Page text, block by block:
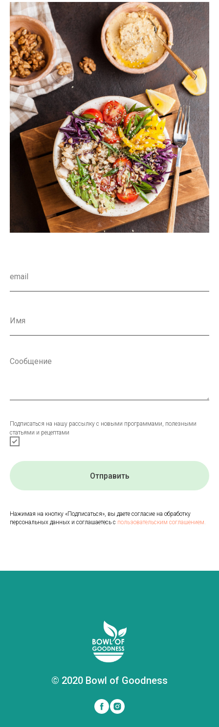
Подписаться на нашу рассылку с новыми программами, полезными
статьями и рецептами
Отправить
Нажимая на кнопку «Подписаться», вы даете согласие на обработку
персональных данных и соглашаетесь с пользовательским соглашением.
© 2020 Bowl of Goodness